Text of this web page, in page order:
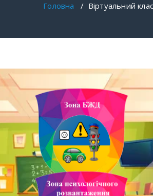
Головна / Віртуальний